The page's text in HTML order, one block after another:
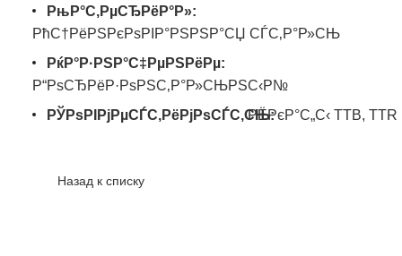
РњР°С‚РµСЂРёР°Р»:
РћС†РёРЅРєРѕРІР°РЅРЅР°СЏ СЃС‚Р°Р»СЊ
РќР°Р·РЅР°С‡РµРЅРёРµ:
Р“РѕСЂРёР·РѕРЅС‚Р°Р»СЊРЅС‹Р№
РЎРѕРІРјРµСЃС‚РёРјРѕСЃС‚СЊ:РЁРєР°С„С‹ TTB, TTR
Назад к списку